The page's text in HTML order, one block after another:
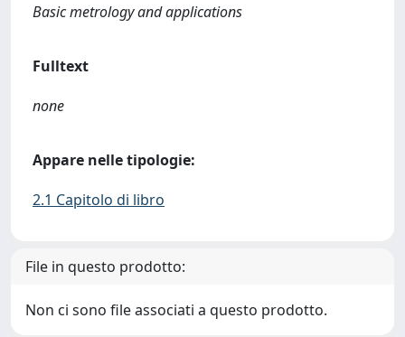
Basic metrology and applications
Fulltext
none
Appare nelle tipologie:
2.1 Capitolo di libro
File in questo prodotto:
Non ci sono file associati a questo prodotto.